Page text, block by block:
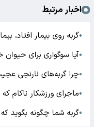
اخبار مرتبط
●گربه روی بیمار افتاد، بیمار ۱۵۰ میلیون غرامت
●آیا سوگواری برای
●چرا گربه‌های نارنجی
●ماجرای ورزشکار ناکام
●گربه شما چگونه بگوید که